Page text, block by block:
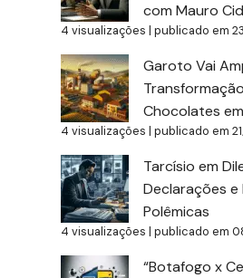
com Mauro Cid
4 visualizações |publicado em
Garoto Vai
Chocolates
4 visualizações |publicado em
Tarcísio em
Declarações e
Polêmicas
4 visualizações |publicado em
“Botafogo x